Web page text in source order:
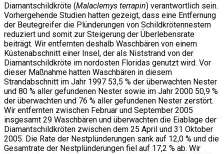
Diamantschildkröte (Malaclemys terrapin) verantwortlich sein.
Vorhergehende Studien hatten gezeigt, dass eine Entfernung
der Beutegreifer die Plünderungen von Schildkrötennestern
reduziert und somit zur Steigerung der Überlebensrate
beiträgt. Wir entfernten deshalb Waschbären von einem
Küstenabschnitt einer Insel, der als Niststrand von der
Diamantschildkröte im nordosten Floridas genutzt wird. Vor
dieser Maßnahme hatten Waschbären in diesem
Strandabschnitt im Jahr 1997 53,5 % der überwachten Nester
und 80 % aller gefundenen Nester sowie im Jahr 2000 50,9 %
der überwachten und 76 % aller gefundenen Nester zerstört.
Wir entfernten zwischen Februar und September 2005
insgesamt 29 Waschbären und überwachten die Eiablage der
Diamantschildkröten zwischen dem 25 April und 31 Oktober
2005. Die Rate der Nestplünderungen sank auf 12,0 % und die
Gesamtrate der Nestplünderungen fiel auf 17,2 % ab. Wir